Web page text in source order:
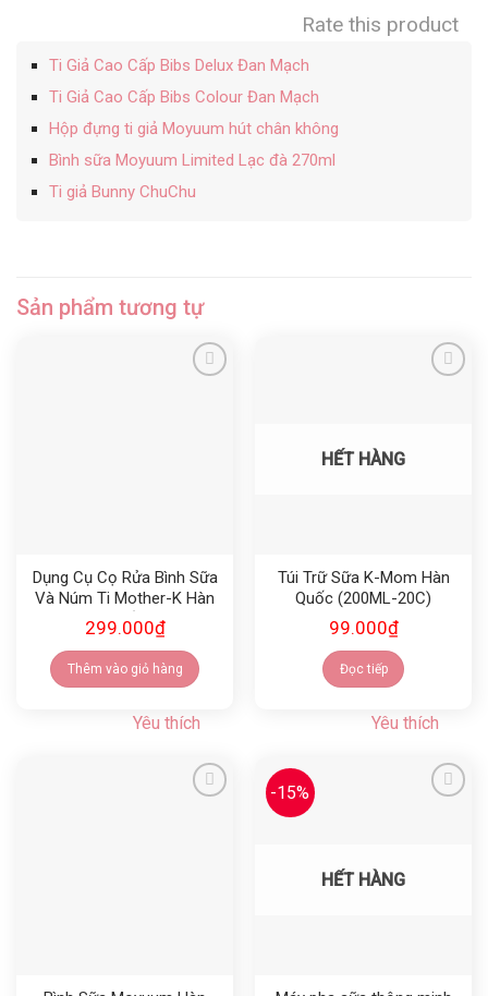
Rate this product
Ti Giả Cao Cấp Bibs Delux Đan Mạch
Ti Giả Cao Cấp Bibs Colour Đan Mạch
Hộp đựng ti giả Moyuum hút chân không
Bình sữa Moyuum Limited Lạc đà 270ml
Ti giả Bunny ChuChu
Sản phẩm tương tự
Dụng Cụ Cọ Rửa Bình Sữa
Và Núm Ti Mother-K Hàn
Quốc
299.000₫
Thêm vào giỏ hàng
Yêu thích
HẾT HÀNG
Túi Trữ Sữa K-Mom Hàn
Quốc (200ML-20C)
99.000₫
Đọc tiếp
Yêu thích
-15%
HẾT HÀNG